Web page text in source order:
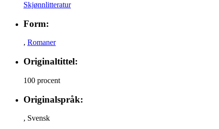
Skjønnlitteratur
Form:
, Romaner
Originaltittel:
100 procent
Originalspråk:
, Svensk